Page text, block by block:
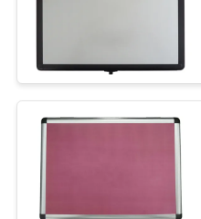
SITEMAP
PRIVACY
POLICY